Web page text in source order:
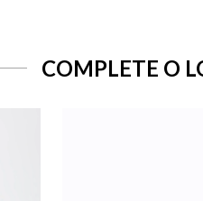
COMPLETE O